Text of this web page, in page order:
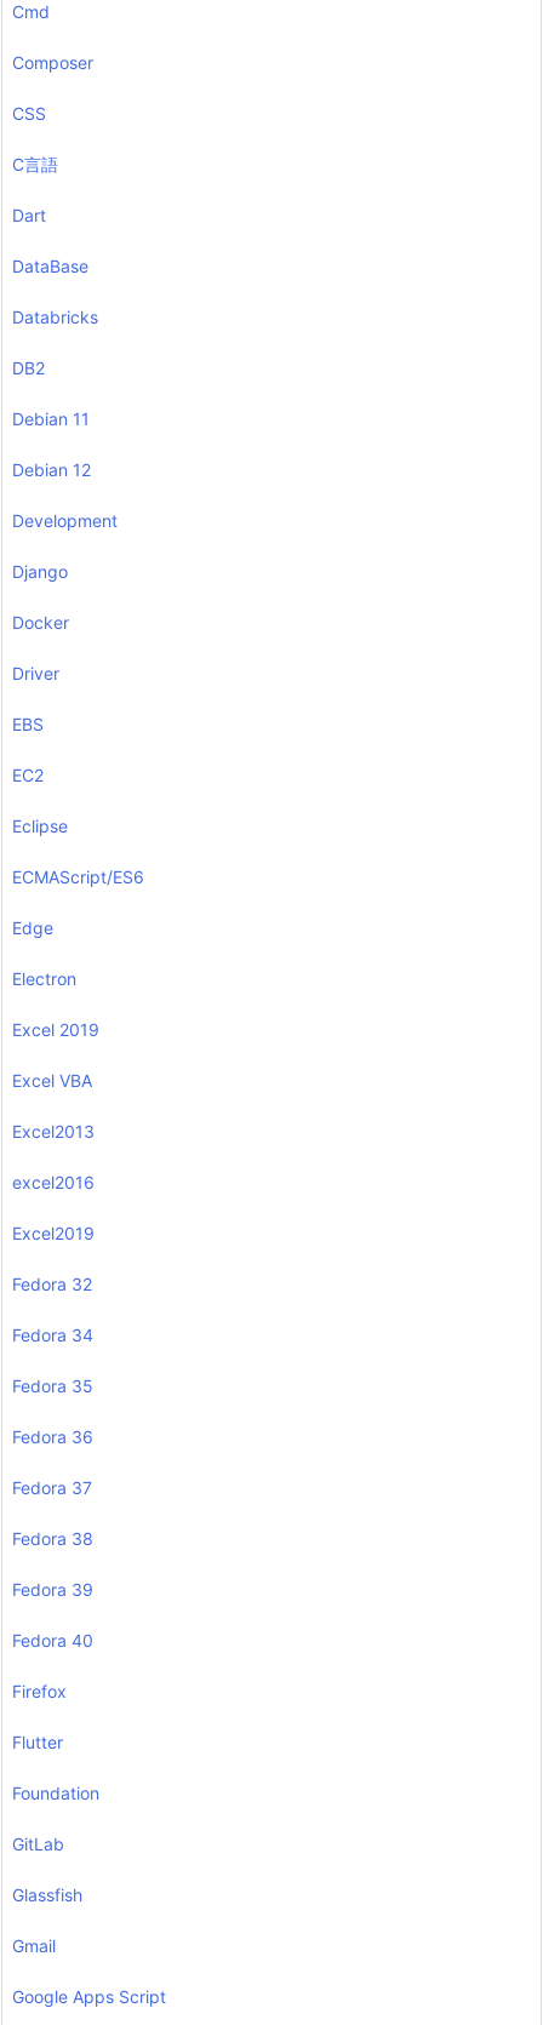
Cmd
Composer
CSS
C言語
Dart
DataBase
Databricks
DB2
Debian 11
Debian 12
Development
Django
Docker
Driver
EBS
EC2
Eclipse
ECMAScript/ES6
Edge
Electron
Excel 2019
Excel VBA
Excel2013
excel2016
Excel2019
Fedora 32
Fedora 34
Fedora 35
Fedora 36
Fedora 37
Fedora 38
Fedora 39
Fedora 40
Firefox
Flutter
Foundation
GitLab
Glassfish
Gmail
Google Apps Script